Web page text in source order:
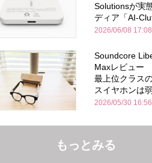
Solutionsが実
ディア「AI-
2026/06/08
Soundcore
Maxレビュー
最上位クラス
スイヤホンは
づらいくらい
Bose並み
2026/05/30
もっとみる